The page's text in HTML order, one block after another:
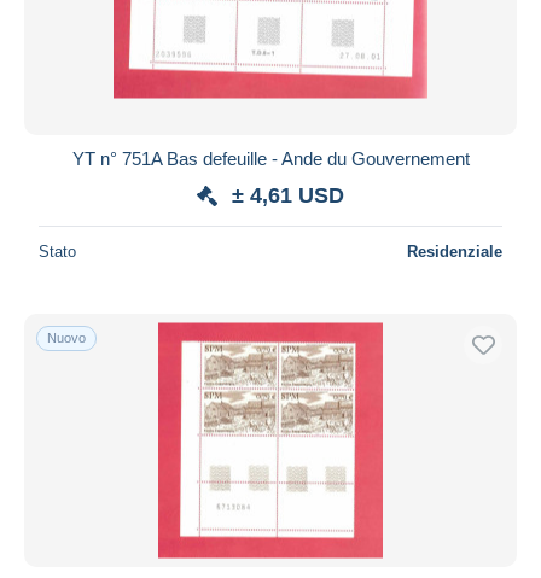
YT n° 751A Bas defeuille - Ande du Gouvernement
± 4,61 USD
Stato Residenziale
Nuovo